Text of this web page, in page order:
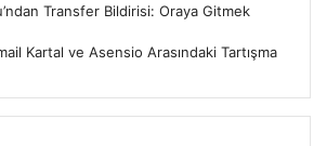
Transfer Bildirisi: Oraya Gitmek
Kartal ve Asensio Arasındaki Tartışma